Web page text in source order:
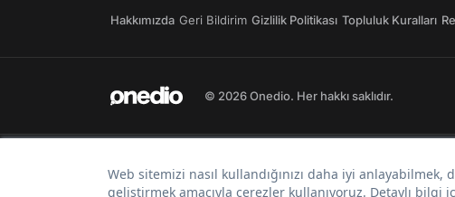
Hakkımızda Geri Bildirim Gizlilik Politikası Topluluk Kuralları
© 2026 Onedio. Her hakkı saklıdır.